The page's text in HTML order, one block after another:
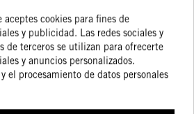
€
Maneta
De
Embrague
De Freno
45,07 €
oferta!
-15%
ENS DE
MANETA,
DER
48,84 €
cookies para fines de
y publicidad. Las redes sociales y
de terceros se utilizan para ofrecerte
y anuncios personalizados.
el procesamiento de datos personales